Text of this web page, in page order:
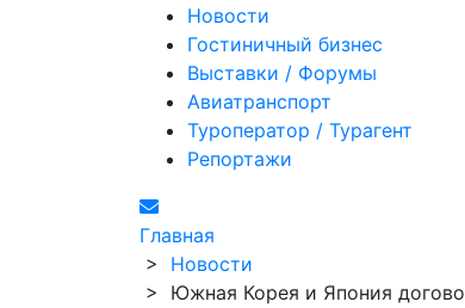
Новости
Гостиничный бизнес
Выставки / Форумы
Авиатранспорт
Туроператор / Турагент
Репортажи
Главная
> Новости
> Южная Корея и Япония